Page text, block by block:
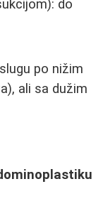
do
po nižim
ali sa dužim